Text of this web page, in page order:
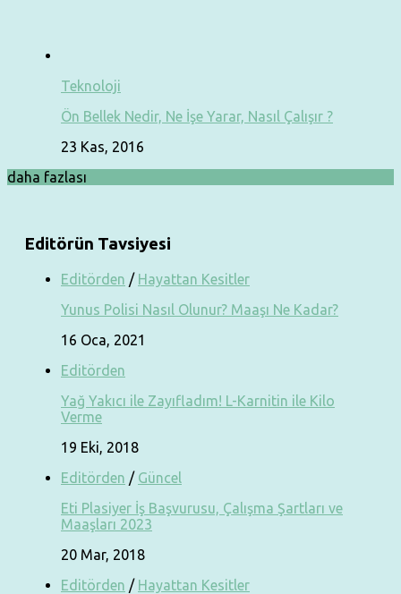
Teknoloji
Ön Bellek Nedir, Ne İşe Yarar, Nasıl Çalışır ?
23 Kas, 2016
daha fazlası
Editörün Tavsiyesi
Editörden / Hayattan Kesitler
Yunus Polisi Nasıl Olunur? Maaşı Ne Kadar?
16 Oca, 2021
Editörden
Yağ Yakıcı ile Zayıfladım! L-Karnitin ile Kilo
Verme
19 Eki, 2018
Editörden / Güncel
Eti Plasiyer İş Başvurusu, Çalışma Şartları ve
Maaşları 2023
20 Mar, 2018
Editörden / Hayattan Kesitler